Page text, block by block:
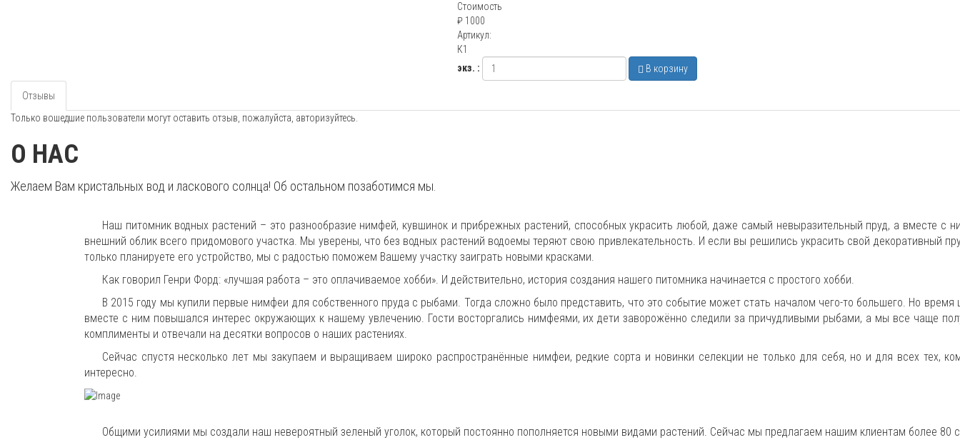
Стоимость
₽ 1000
Артикул:
К1
экз. :
В корзину
Отзывы
Только вошедшие пользователи могут оставить отзыв, пожалуйста, авторизуйтесь.
О НАС
Желаем Вам кристальных вод и ласкового солнца! Об остальном позаботимся мы.
Наш питомник водных растений – это разнообразие нимфей, кувшинок и прибрежных растений, способных украсить любой, даже самый невыразительный пруд, а вместе с
внешний облик всего придомового участка. Мы уверены, что без водных растений водоемы теряют свою привлекательность. И если вы решились украсить свой декоративный
только планируете его устройство, мы с радостью поможем Вашему участку заиграть новыми красками.
Как говорил Генри Форд: «лучшая работа – это оплачиваемое хобби». И действительно, история создания нашего питомника начинается с простого хобби.
В 2015 году мы купили первые нимфеи для собственного пруда с рыбами. Тогда сложно было представить, что это событие может стать началом чего-то большего. Но время
вместе с ним повышался интерес окружающих к нашему увлечению. Гости восторгались нимфеями, их дети заворожённо следили за причудливыми рыбами, а мы все чаще
комплименты и отвечали на десятки вопросов о наших растениях.
Сейчас спустя несколько лет мы закупаем и выращиваем широко распространённые нимфеи, редкие сорта и новинки селекции не только для себя, но и для всех тех,
интересно.
Общими усилиями мы создали наш невероятный зеленый уголок, который постоянно пополняется новыми видами растений. Сейчас мы предлагаем нашим клиентам более 80